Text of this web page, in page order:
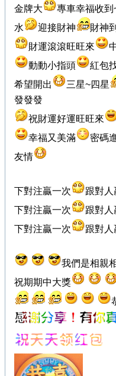
金牌大 專車幸福收到
水
迎接財神 財神到
財運滾滾旺旺來
動動小指頭
紅包
希望開出
三星~四星
發發發
祝財運好運旺旺來
幸福又美滿
密碼
友情
下對注贏一次
跟對
下對注贏一次
跟對
下對注贏一次
跟對
我們是相親
祝期期中大獎